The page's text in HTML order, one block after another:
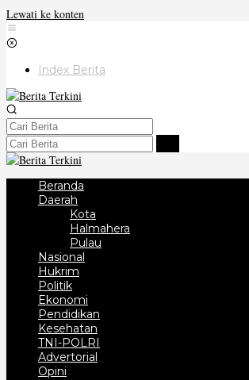
Lewati ke konten
Index Berita
Beranda
Daerah
Kota
Halmahera
Pulau
Nasional
Hukrim
Politik
Ekonomi
Pendidikan
Kesehatan
TNI-POLRI
Advertorial
Opini